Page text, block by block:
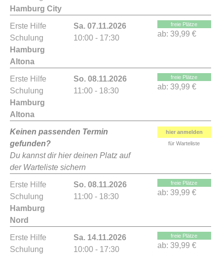
Hamburg City
Erste Hilfe
Schulung
Hamburg
Altona
Sa. 07.11.2026
10:00 - 17:30
freie Plätze
ab: 39,99 €
Erste Hilfe
Schulung
Hamburg
Altona
So. 08.11.2026
11:00 - 18:30
freie Plätze
ab: 39,99 €
Keinen passenden Termin
gefunden?
Du kannst dir hier deinen Platz auf
der Warteliste sichern
hier anmelden
für Warteliste
Erste Hilfe
Schulung
Hamburg
Nord
So. 08.11.2026
11:00 - 18:30
freie Plätze
ab: 39,99 €
Erste Hilfe
Schulung
Sa. 14.11.2026
10:00 - 17:30
freie Plätze
ab: 39,99 €